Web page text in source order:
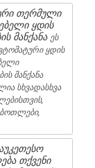
თერმული
ყდის
მანქანა ეს
ყდის
მანქანა
სხვადასხვა
თქვენი